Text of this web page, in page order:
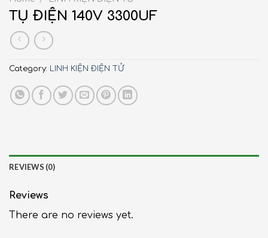
TỤ ĐIỆN 140V 3300UF
Category: LINH KIỆN ĐIỆN TỬ
REVIEWS (0)
Reviews
There are no reviews yet.